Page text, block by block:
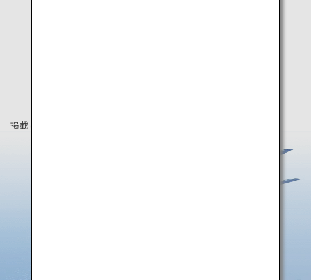
掲載している情報は2019年8月時点の情報です。